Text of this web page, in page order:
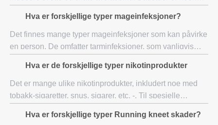
eksistert i hundrevis av år, og det
Hva er forskjellige typer mageinfeksjoner?
Det finnes mange typer mageinfeksjoner som kan påvirke
en person. De omfatter tarminfeksjoner, som vanligvis
påvirker vitale organer, slik som nyrer
Hva er de forskjellige typer nikotinprodukter
Det er mange ulike nikotinprodukter, inkludert noe med
tobakk-sigaretter, snus, sigarer, etc, -. Til spesielle
røyking, slik som tannkjøttet og patc
Hva er forskjellige typer Running kneet skader?